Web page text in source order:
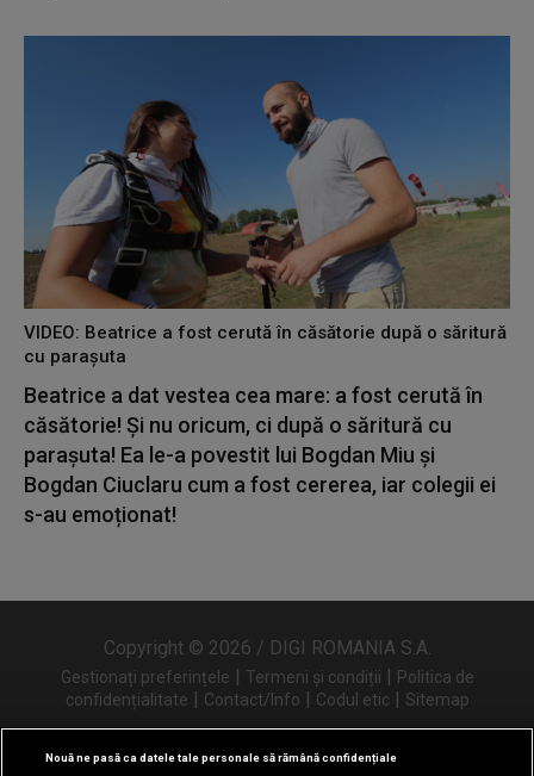
VIDEO: Beatrice a fost cerută în căsătorie după o săritură
cu parașuta
Beatrice a dat vestea cea mare: a fost cerută în
căsătorie! Și nu oricum, ci după o săritură cu
parașuta! Ea le-a povestit lui Bogdan Miu și
Bogdan Ciuclaru cum a fost cererea, iar colegii ei
s-au emoționat!
Copyright © 2026 / DIGI ROMANIA S.A.
Gestionați preferințele | Termeni și condiții | Politica de
confidențialitate | Contact/Info | Codul etic | Sitemap
Nouă ne pasă ca datele tale personale să rămână confidențiale